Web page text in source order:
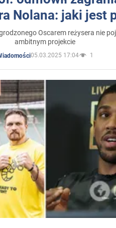
Nolana: jaki jest
Oscarem reżysera nie
ambitnym projekcie
05.03.2025 17:04 1